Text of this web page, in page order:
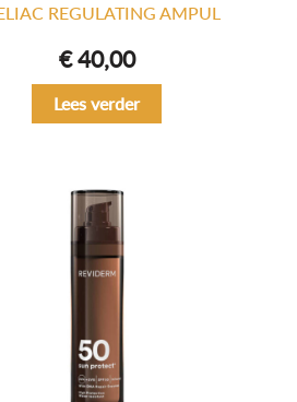
REGULATING AMPUL
€40,00
Lees verder